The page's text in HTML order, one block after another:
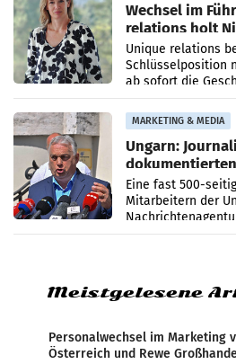
Wechsel im
relations holt
Unique relations
Schlüsselposition
ab sofort die
PR-Agentur an der
Anna Kalina-Mahr.
MARKETING & MEDIA
Ungarn:
Zensur
Eine fast 500-
Mitarbeitern der
systematische
Meistgelesene
Personalwechsel im Marketing
Österreich und Rewe